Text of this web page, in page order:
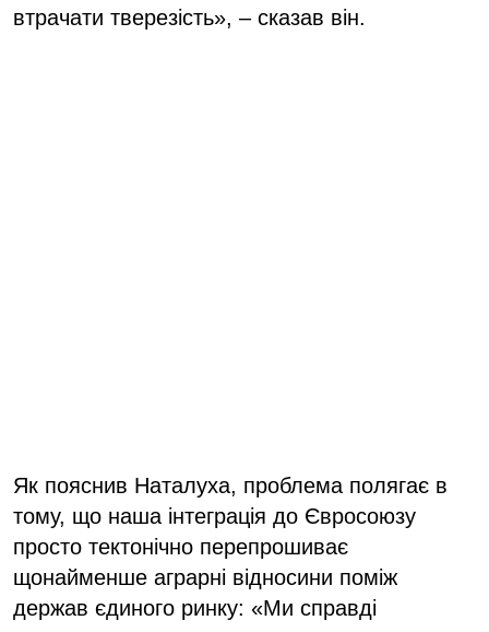
втрачати тверезість», – сказав він.
Як пояснив Наталуха, проблема полягає в
тому, що наша інтеграція до Євросоюзу
просто тектонічно перепрошиває
щонайменше аграрні відносини поміж
держав єдиного ринку: «Ми справді